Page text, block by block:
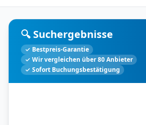
🔍 Suchergebnisse
✓ Bestpreis-Garantie
✓ Wir vergleichen über 80 Anbieter
✓ Sofort Buchungsbestätigung